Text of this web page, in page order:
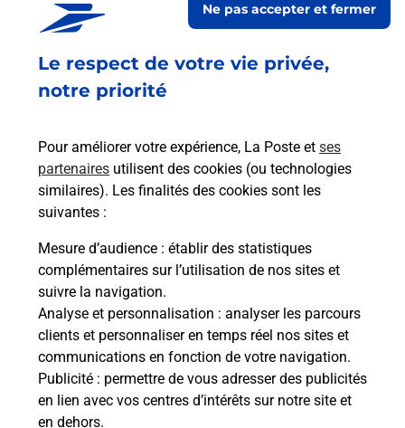
Le respect de votre vie privée,
notre priorité
Pour améliorer votre expérience, La Poste et ses
partenaires utilisent des cookies (ou technologies
similaires). Les finalités des cookies sont les
suivantes :
Mesure d’audience : établir des statistiques
complémentaires sur l’utilisation de nos sites et
suivre la navigation.
Analyse et personnalisation : analyser les parcours
clients et personnaliser en temps réel nos sites et
communications en fonction de votre navigation.
Publicité : permettre de vous adresser des publicités
en lien avec vos centres d’intérêts sur notre site et
en dehors.
Ne pas accepter et fermer
jusqu'à 20h00
41 AVENUE DES SPORTS
53600 EVRON
Malin !
La Poste
en ligne
Ouvert 24h/24
En savoir plus